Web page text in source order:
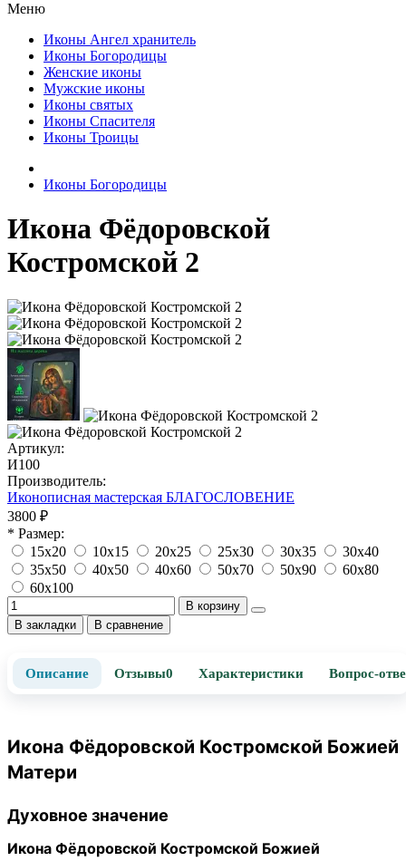
Меню
Иконы Ангел хранитель
Иконы Богородицы
Женские иконы
Мужские иконы
Иконы святых
Иконы Спасителя
Иконы Троицы
Иконы Богородицы
Икона Фёдоровской
Костромской 2
Артикул:
И100
Производитель:
Иконописная мастерская БЛАГОСЛОВЕНИЕ
3800 ₽
* Размер:
15х20
10х15 20х25 25х30 30х35
30х40
35х50
40х50 40х60 50х70 50х90
60х80
60х100
В корзину
В закладки
В сравнение
Описание Отзывы0 Характеристики Вопрос-
Икона Фёдоровской Костромской Божией
Матери
Духовное значение
Икона Фёдоровской Костромской Божией